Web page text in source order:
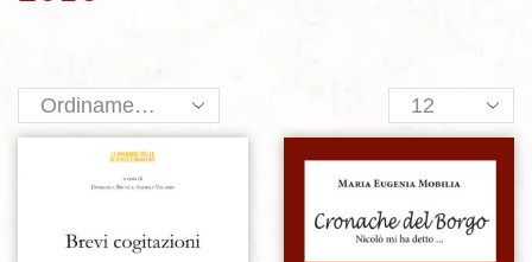
Products
per
page
Aggiungi alla lista dei desideri Aggiungi alla lista dei desideri